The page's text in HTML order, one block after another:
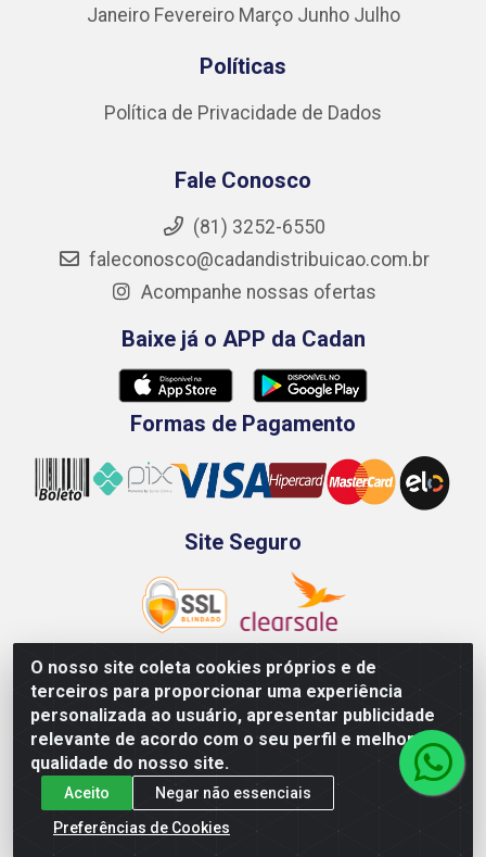
O nosso site coleta cookies próprios e de
terceiros para proporcionar uma experiência
personalizada ao usuário, apresentar publicidade
relevante de acordo com o seu perfil e melhorar a
qualidade do nosso site.
Aceito
Negar não essenciais
Preferências de Cookies
Janeiro Fevereiro Março Junho Julho
Políticas
Política de Privacidade de Dados
Fale Conosco
(81) 3252-6550
faleconosco@cadandistribuicao.com.br
Acompanhe nossas ofertas
Baixe já o APP da Cadan
Formas de Pagamento
Site Seguro
Rod. BR-101 Sul, Km 73, 4505, Galpão A, Ibura -
Recife/PE - CEP 51240-340 - CNPJ 70.089.974/0001-79